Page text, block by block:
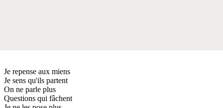
Je repense aux miens
Je sens qu'ils partent
On ne parle plus
Questions qui fâchent